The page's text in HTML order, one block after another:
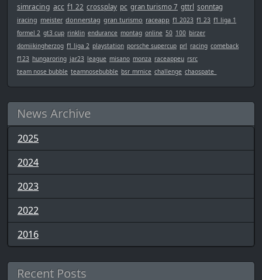
simracing acc f1 22 crossplay pc gran turismo 7 gttrl sonntag
iracing meister donnerstag gran turismo raceapp f1 2023 f1 23 f1 liga 1
formel 2 gt3 cup rinklin endurance montag online 50 100 birzer
domiikingherzog f1 liga 2 playstation porsche supercup prl racing comeback
f123 hungaroring jar23 league misano monza raceappeu rsrc
team nose bubble teamnosebubble bsr_mrnice challenge chaospate_
News Archive
2025
2024
2023
2022
2016
Recent Posts